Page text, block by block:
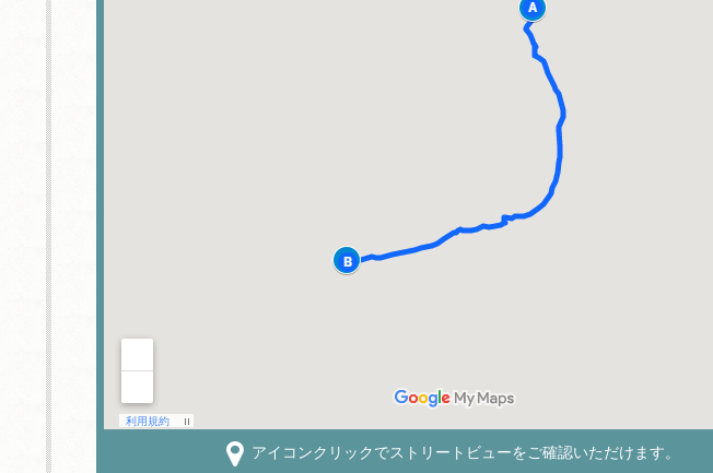
アイコンクリックでストリートビューをご確認いただけます。